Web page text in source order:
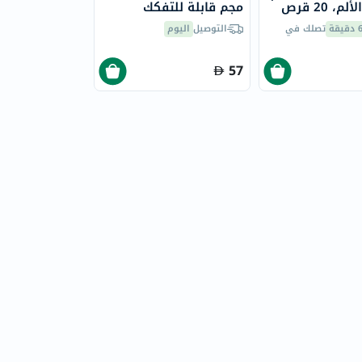
مجم قابلة للتفكك
لتسكين الألم، 20 قطعة
التوصيل اليوم
57
20 قرص
تصلك في